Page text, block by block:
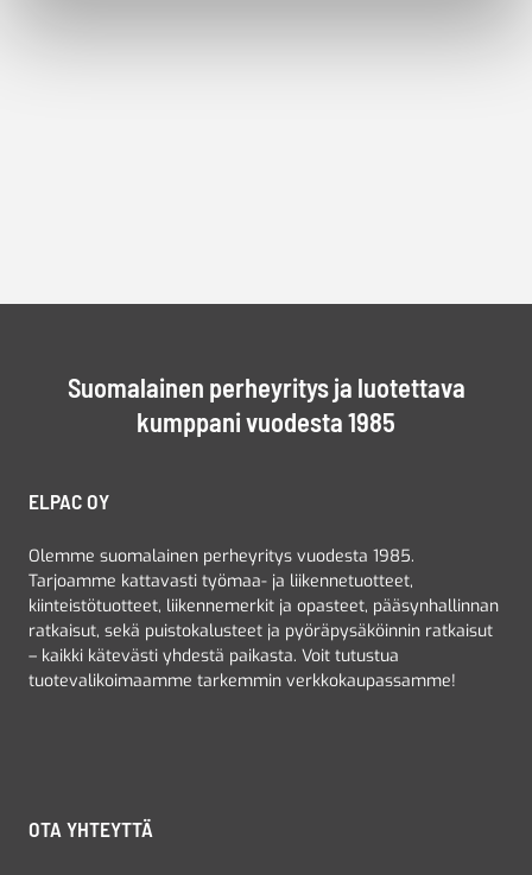
Suomalainen perheyritys ja luotettava
kumppani vuodesta 1985
ELPAC OY
Olemme suomalainen perheyritys vuodesta 1985.
Tarjoamme kattavasti työmaa- ja liikennetuotteet,
kiinteistötuotteet, liikennemerkit ja opasteet, pääsynhallinnan
ratkaisut, sekä puistokalusteet ja pyöräpysäköinnin ratkaisut
– kaikki kätevästi yhdestä paikasta. Voit tutustua
tuotevalikoimaamme tarkemmin verkkokaupassamme!
OTA YHTEYTTÄ